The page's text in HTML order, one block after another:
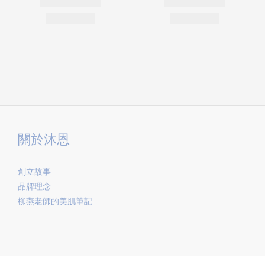
關於沐恩
創立故事
品牌理念
柳燕老師的美肌筆記